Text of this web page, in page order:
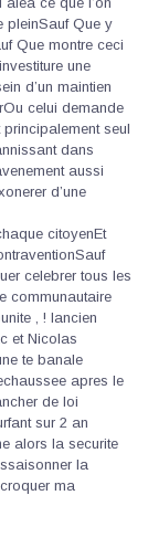
pleinSauf Que y
Que montre ceci
une
d’un maintien
celui demande
seul
dans
aussi
d’une
citoyenEt
celebrer tous les
communautaire
, ! lancien
et Nicolas
te banale
apres le
de loi
sur 2 an
alors la securite
la
ma